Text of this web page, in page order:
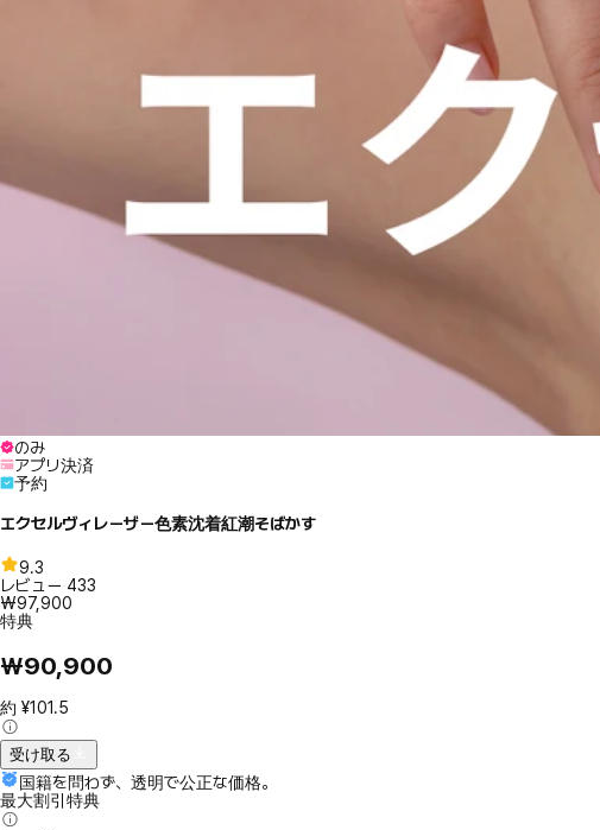
のみ
アプリ決済
予約
エクセルヴィレーザー色素沈着紅潮そばかす
9.3
レビュー 433
₩97,900
特典
₩90,900
約 ¥101.5
受け取る
国籍を問わず、透明で公正な価格。
最大割引特典